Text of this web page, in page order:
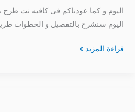
اليوم و كما عودناكم فى كافيه نت طرح
اليوم سنشرح بالتفصيل و الخطوات طريقة
قراءة المزيد »